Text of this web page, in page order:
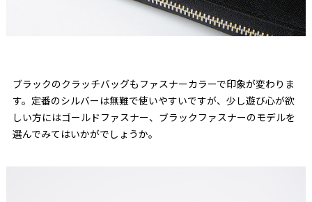
ブラックのクラッチバッグもファスナーカラーで印象が変わりま
す。定番のシルバーは無難で使いやすいですが、少し遊び心が欲
しい方にはゴールドファスナー、ブラックファスナーのモデルを
選んでみてはいかがでしょうか。